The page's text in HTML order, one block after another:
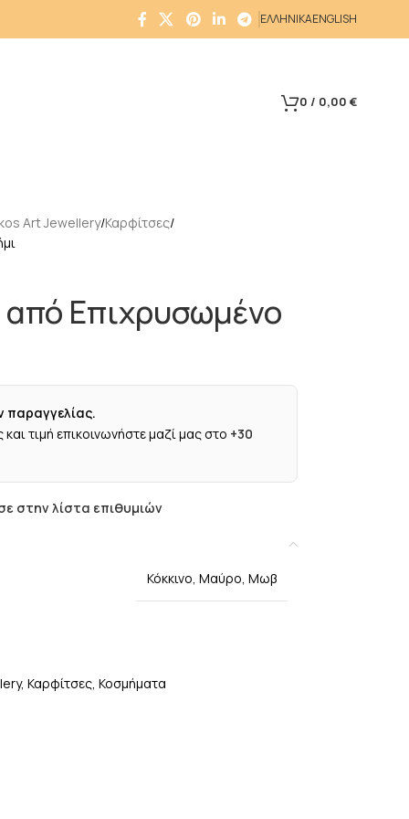
ΕΛΛΗΝΙΚΑENGLISH
0 / 0,00 €
Art Jewellery Καρφίτσες
Επιχρυσωμένο
παραγγελίας.
τιμή επικοινωνήστε μαζί μας στο +30
στην λίστα επιθυμιών
Κόκκινο, Μαύρο, Μωβ
, Καρφίτσες, Κοσμήματα